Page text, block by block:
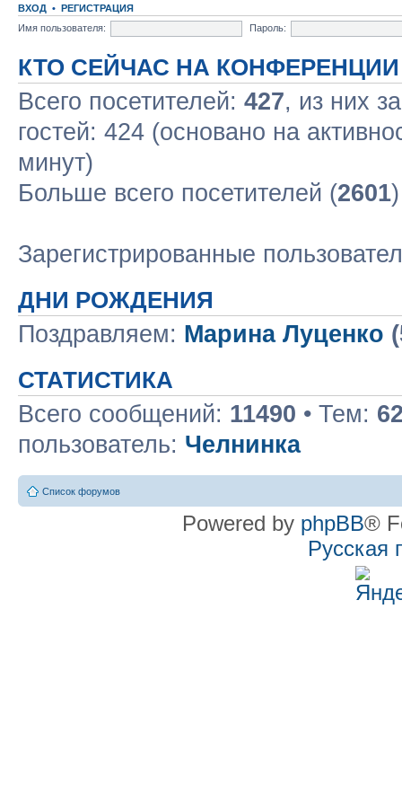
ВХОД • РЕГИСТРАЦИЯ
Имя пользователя:
Пароль:
КТО СЕЙЧАС НА КОНФЕРЕНЦИИ
Всего посетителей: 427, из них
гостей: 424 (основано на
минут)
Больше всего посетителей (2601
Зарегистрированные
ДНИ РОЖДЕНИЯ
Поздравляем: Марина Луценко
СТАТИСТИКА
Всего сообщений: 11490 • Тем:
пользователь: Челнинка
Список форумов
Powered by phpBB®
Русская